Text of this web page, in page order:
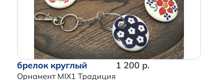
брелок круглый
Орнамент MIX1 Традиция
1 200 р.